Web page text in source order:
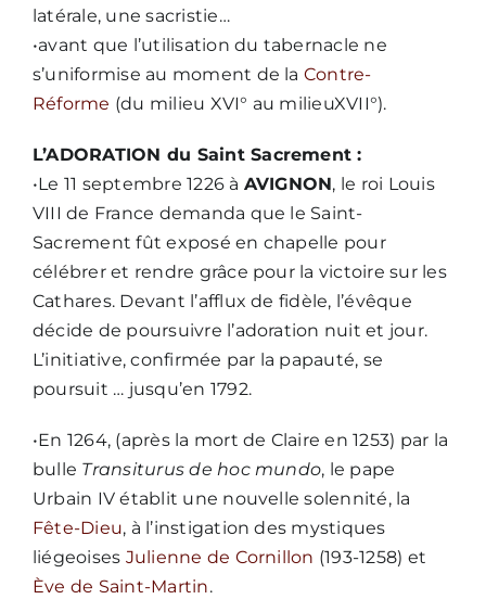
latérale, une sacristie…
•avant que l’utilisation du tabernacle ne
s’uniformise au moment de la Contre-
Réforme (du milieu XVI° au milieuXVII°).
L’ADORATION du Saint Sacrement :
•Le 11 septembre 1226 à AVIGNON, le roi Louis
VIII de France demanda que le Saint-
Sacrement fût exposé en chapelle pour
célébrer et rendre grâce pour la victoire sur les
Cathares. Devant l’afflux de fidèle, l’évêque
décide de poursuivre l’adoration nuit et jour.
L’initiative, confirmée par la papauté, se
poursuit … jusqu’en 1792.
•En 1264, (après la mort de Claire en 1253) par la
bulle Transiturus de hoc mundo, le pape
Urbain IV établit une nouvelle solennité, la
Fête-Dieu, à l’instigation des mystiques
liégeoises Julienne de Cornillon (193-1258) et
Ève de Saint-Martin.